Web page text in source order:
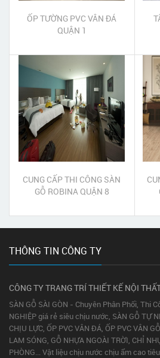
ỐP TƯỜNG PVC VÂN ĐÁ
QUẬN 1
CUNG CẤP THI CÔNG SÀN
GỖ ROBINA QUẬN 8
THÔNG TIN CÔNG TY
CÔNG TY TRANG TRÍ THIẾT KẾ NỘI
SÀN GỖ SÀI GÒN - Chuyên Phân Phối, Thi
NGHIỆP giá rẻ siêu chịu nước, SÀN GỖ TỰ
CHỊU LỰC, ỐP PVC VÂN ĐÁ, ỐP PVC VÂN
LAM SÓNG, GỖ NHỰA NGOÀI TRỜI, CHỈ
PHÒNG... Vật liệu chịu nước chịu ẩm cao